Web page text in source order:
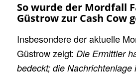
So wurde der Mordfall
Güstrow zur Cash Cow
Insbesondere der aktuelle
Güstrow zeigt: Die Ermittler
bedeckt; die Nachrichtenlage